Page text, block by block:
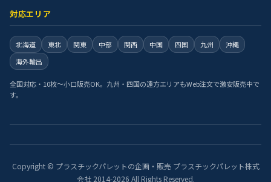
対応エリア
北海道 東北 関東 中部 関西 中国 四国 九州
沖縄
海外輸出
全国対応・10枚〜小口販売OK。九州・四国の遠方エリアもWeb注文で激安販売中で
す。
Copyright © プラスチックパレットの企画・販売 プラスチックパレット株式
会社 2014-2026 All Rights Reserved.